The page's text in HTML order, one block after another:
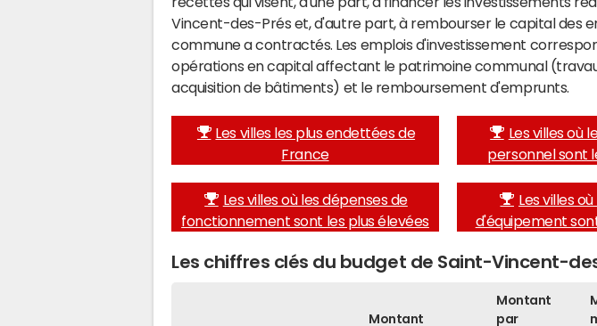
Vincent-des-Prés et, d'autre part, à rembourser le capital des
commune a contractés. Les emplois d'investissement
opérations en capital affectant le patrimoine communal
acquisition de bâtiments) et le remboursement d'emprunts.
Les villes les plus endettées de
France
Les villes où
personnel sont
Les villes où les dépenses de
fonctionnement sont les plus élevées
Les villes
d'équipement
Les chiffres clés du budget de Saint-Vincent-
Montant
Montant
par